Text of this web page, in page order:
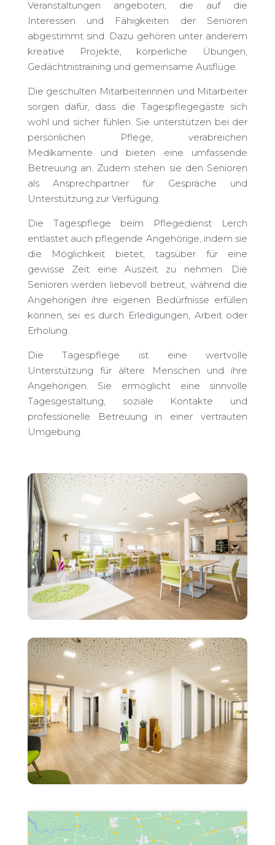
Veranstaltungen angeboten, die auf die
Interessen und Fähigkeiten der Senioren
abgestimmt sind. Dazu gehören unter anderem
kreative Projekte, körperliche Übungen,
Gedächtnistraining und gemeinsame Ausflüge.
Die geschulten Mitarbeiterinnen und Mitarbeiter
sorgen dafür, dass die Tagespflegegäste sich
wohl und sicher fühlen. Sie unterstützen bei der
persönlichen Pflege, verabreichen
Medikamente und bieten eine umfassende
Betreuung an. Zudem stehen sie den Senioren
als Ansprechpartner für Gespräche und
Unterstützung zur Verfügung.
Die Tagespflege beim Pflegedienst Lerch
entlastet auch pflegende Angehörige, indem sie
die Möglichkeit bietet, tagsüber für eine
gewisse Zeit eine Auszeit zu nehmen. Die
Senioren werden liebevoll betreut, während die
Angehörigen ihre eigenen Bedürfnisse erfüllen
können, sei es durch Erledigungen, Arbeit oder
Erholung.
Die Tagespflege ist eine wertvolle
Unterstützung für ältere Menschen und ihre
Angehörigen. Sie ermöglicht eine sinnvolle
Tagesgestaltung, soziale Kontakte und
professionelle Betreuung in einer vertrauten
Umgebung.